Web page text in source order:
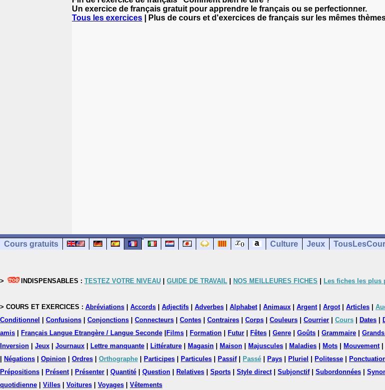
Un exercice de français gratuit pour apprendre le français ou se perfectionner.
Tous les exercices | Plus de cours et d'exercices de français sur les mêmes thèmes
Cours gratuits Culture Jeux
> INDISPENSABLES : TESTEZ VOTRE NIVEAU GUIDE DE TRAVAIL NOS MEILLEURES FICHES Les fiches les plus
> COURS ET EXERCICES : Abréviations Accords Adjectifs Adverbes Alphabet| Animaux Argent| Argot| Articles
Conditionnel
Confusions Conjonctions Connecteurs Contes Contraires Corps Couleurs Courrier Cours Dates
amis
Français Langue Etrangère / Langue Seconde Films Formation Futur Fêtes Genre Goûts Grammaire
Inversion
Jeux Journaux Lettre manquante Littérature Magasin Maison Majuscules Maladies Mots Mouvement|
Négations Opinion Ordres Orthographe Participes Particules Passif| Passé Pays Pluriel Politesse
Prépositions
Présent| Présenter Quantité Question Relatives Sports Style direct| Subjonctif| Subordonnées
quotidienne
Villes Voitures Voyages Vêtements